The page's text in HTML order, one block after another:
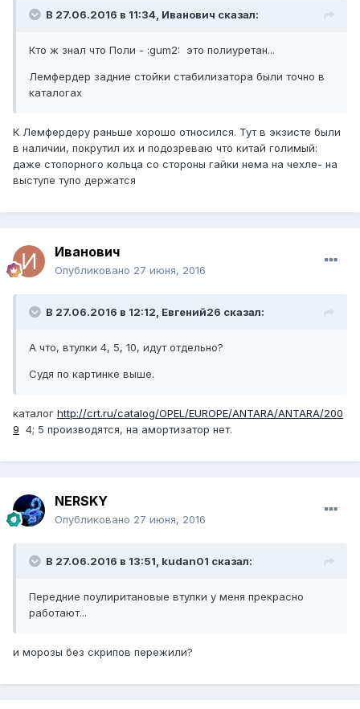
В 27.06.2016 в 11:34, Иванович сказал:
Кто ж знал что Поли - :gum2: это полиуретан...
Лемфердер задние стойки стабилизатора были точно в
каталогах
К Лемфердеру раньше хорошо относился. Тут в экзисте были
в наличии, покрутил их и подозреваю что китай голимый:
даже стопорного кольца со стороны гайки нема на чехле- на
выступе тупо держатся
Иванович
Опубликовано 27 июня, 2016
В 27.06.2016 в 12:12, Евгений26 сказал:
А что, втулки 4, 5, 10, идут отдельно?
Судя по картинке выше.
каталог http://crt.ru/catalog/OPEL/EUROPE/ANTARA/ANTARA/200
9 4; 5 производятся, на амортизатор нет.
NERSKY
Опубликовано 27 июня, 2016
В 27.06.2016 в 13:51, kudan01 сказал:
Передние поулиритановые втулки у меня прекрасно
работают...
и морозы без скрипов пережили?